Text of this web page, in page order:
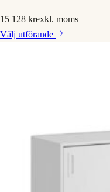
15 128 krexkl. moms
Välj utförande